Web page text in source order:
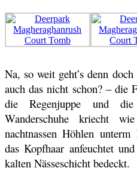
Na, so weit geht’s denn
auch das nicht schon? – die
die Regenjuppe und die
Wanderschuhe kriecht
nachtnassen Höhlen
das Kopfhaar anfeuchtet
kalten Nässeschicht bedeckt.